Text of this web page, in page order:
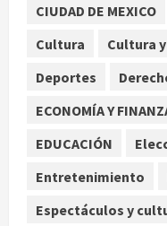
CIUDAD DE MEXICO
Cultura
Cultura
Deportes
ECONOMÍA Y
EDUCACIÓN
Entretenimiento
Espectáculos y